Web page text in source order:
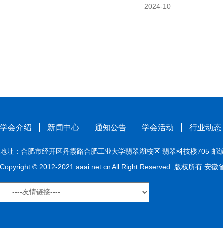
2024-10
学会介绍 新闻中心 通知公告 学会活动 行业动态
地址：合肥市经开区丹霞路合肥工业大学翡翠湖校区 翡翠科技楼705
Copyright © 2012-2021 aaai.net.cn All Right Reserved. 版权所有 安徽